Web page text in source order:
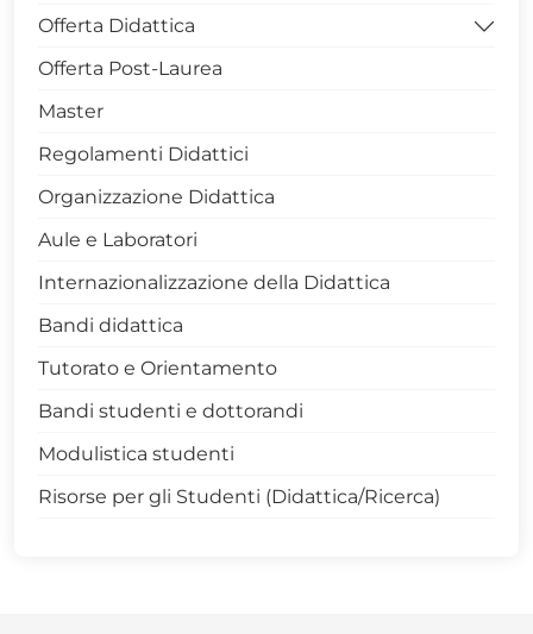
Offerta Didattica
====> Corsi di Studio Attivi
> LM Scienze Forestali e Ambientali - 0423
> LM Scienze e Tecnologie Agrarie - 0422
> LM Scienze e Tecnologie Alimentari - 0424
> Scienze Forestali e Ambientali - 0427
> Tecnologie Agrarie - 0425
> Tecnologie Alimentari - 0421
Rapporto-qualità-percepita
Offerta Post-Laurea
Master
Regolamenti Didattici
Organizzazione Didattica
Aule e Laboratori
Internazionalizzazione della Didattica
Bandi didattica
Tutorato e Orientamento
Bandi studenti e dottorandi
Modulistica studenti
Risorse per gli Studenti (Didattica/Ricerca)